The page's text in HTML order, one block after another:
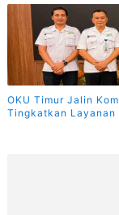
OKU Timur Jalin
Tingkatkan Layanan